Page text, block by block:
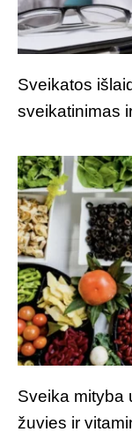
Sveikatos
sveikatinimas
Sveika mityba
žuvies ir